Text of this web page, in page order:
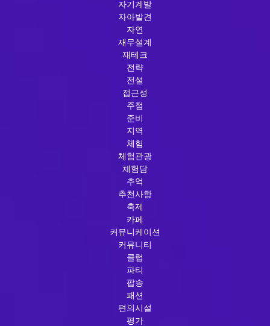
자기계발
자아발견
자연
재무설계
재테크
전략
전설
접근성
주점
준비
지역
체험
체험관광
체험담
추억
추천사항
축제
카페
커뮤니케이션
커뮤니티
클럽
파티
팝송
패션
편의시설
평가